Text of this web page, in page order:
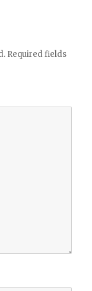
Required fields